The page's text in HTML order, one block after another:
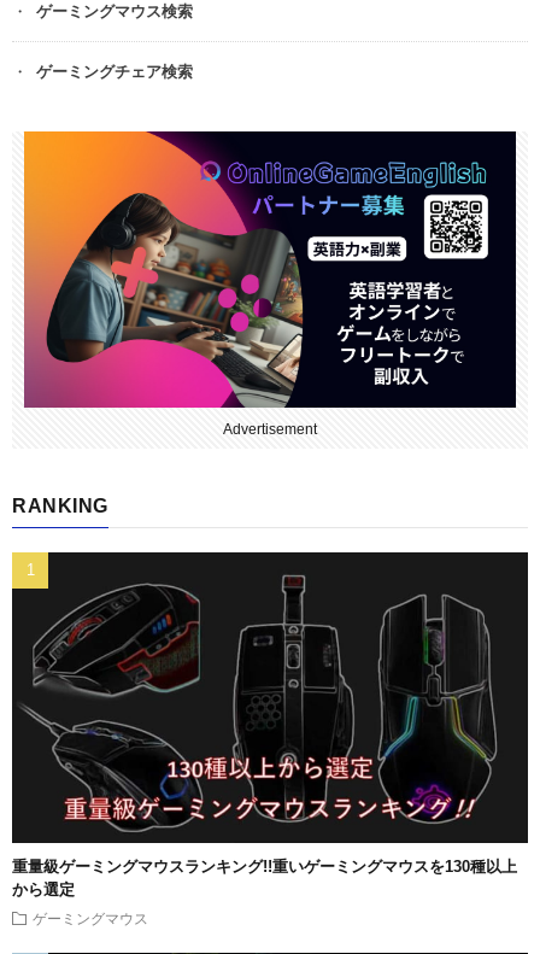
ゲーミングマウス検索
ゲーミングチェア検索
Advertisement
RANKING
重量級ゲーミングマウスランキング!!重いゲーミングマウスを130種以上
から選定
ゲーミングマウス